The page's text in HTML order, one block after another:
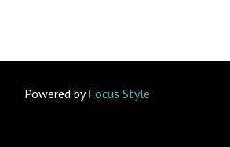
Powered byFocus Style